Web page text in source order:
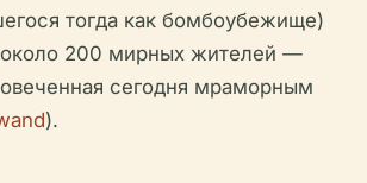
тогда как бомбоубежище)
200 мирных жителей —
сегодня мраморным
).